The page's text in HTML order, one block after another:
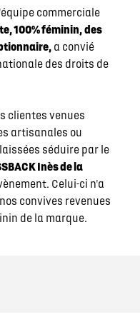
commerciale
100% féminin,des
a convié
des droits de
clientes venues
artisanales ou
séduire par le
Inès de la
Celui-ci n'a
convives revenues
de la marque.